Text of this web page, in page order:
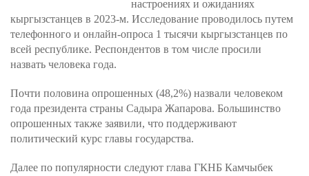
настроениях и ожиданиях
кыргызстанцев в 2023-м. Исследование проводилось путем
телефонного и онлайн-опроса 1 тысячи кыргызстанцев по
всей республике. Респондентов в том числе просили
назвать человека года.
Почти половина опрошенных (48,2%) назвали человеком
года президента страны Садыра Жапарова. Большинство
опрошенных также заявили, что поддерживают
политический курс главы государства.
Далее по популярности следуют глава ГКНБ Камчыбек